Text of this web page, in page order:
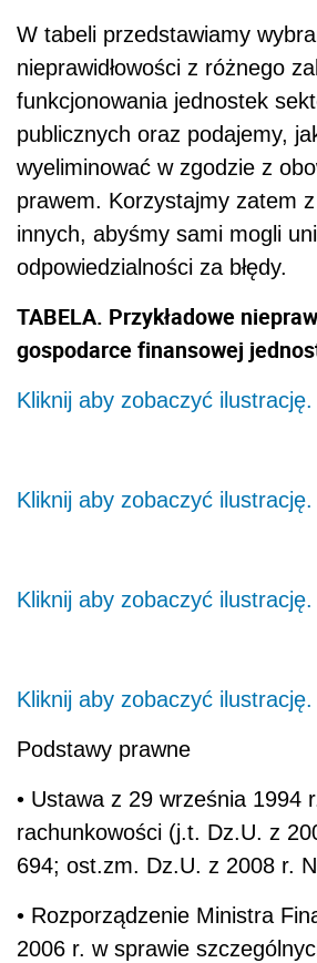
W tabeli przedstawiamy
nieprawidłowości z różnego
funkcjonowania jednostek
publicznych oraz podajemy,
wyeliminować w zgodzie z
prawem. Korzystajmy zatem
innych, abyśmy sami mogli
odpowiedzialności za błędy.
TABELA. Przykładowe
gospodarce finansowej
Kliknij aby zobaczyć ilustrację.
Kliknij aby zobaczyć ilustrację.
Kliknij aby zobaczyć ilustrację.
Kliknij aby zobaczyć ilustrację.
Podstawy prawne
• Ustawa z 29 września 1994
rachunkowości (j.t. Dz.U. z
694; ost.zm. Dz.U. z 2008 r.
• Rozporządzenie Ministra
2006 r. w sprawie